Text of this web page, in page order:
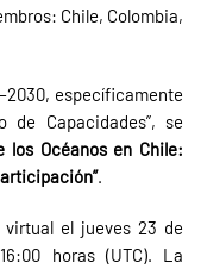
Chile, Colombia,
específicamente
de Capacidades”, se
los Océanos en Chile:
.
el jueves 23 de
horas (UTC). La